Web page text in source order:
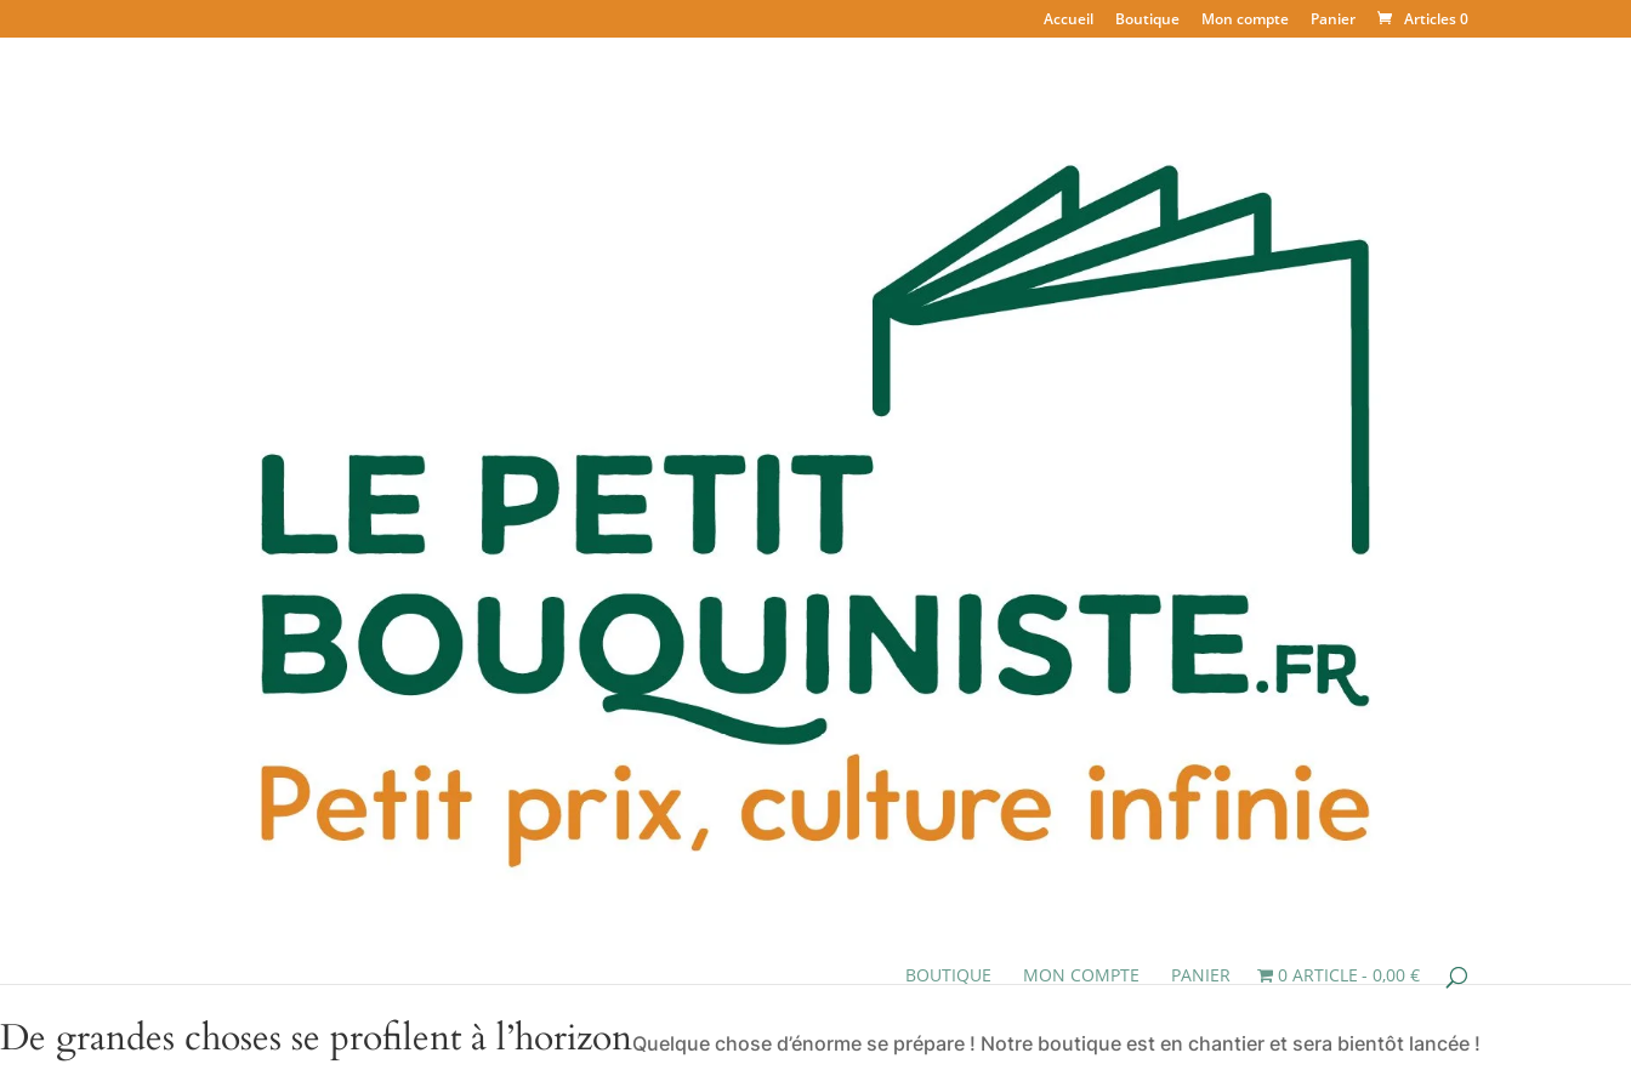
Accueil Boutique Mon compte Panier Articles 0
BOUTIQUE MON COMPTE PANIER 0 ARTICLE 0,00 €
De grandes choses se profilent à l’horizonQuelque chose d’énorme se prépare ! Notre boutique est en chantier et sera bientôt lancée !